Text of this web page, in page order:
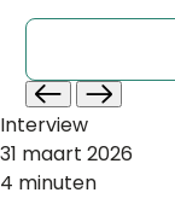
Interview
31 maart 2026
4 minuten